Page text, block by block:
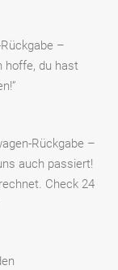
–
hoffe, du hast
”
Rückgabe –
auch passiert!
Check 24